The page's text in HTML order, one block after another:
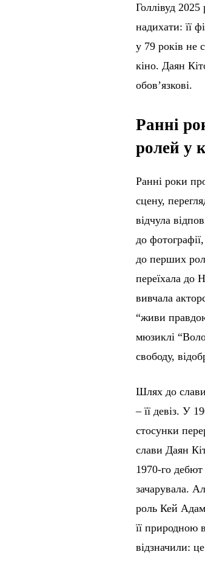
Голлівуд
надихати: її
у 79 років не
кіно. Даян
обов’язкові.
Ранні
ролей у
Ранні роки
сцену,
відчула
до
до перших
переїхала до
вивчала
“живи
мюзиклі
свободу,
Шлях до
– її девіз. У
стосунки
слави Даян
1970-го
зачарувала.
роль Кей
її природною
відзначили: